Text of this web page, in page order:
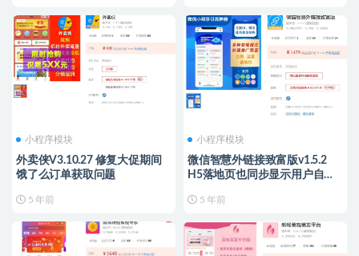
小程序模块
外卖侠V3.10.27 修复大促期间
饿了么订单获取问题
5 年前
小程序模块
微信智慧外链接致富版v1.5.2
H5落地页也同步显示用户自定
5 年前